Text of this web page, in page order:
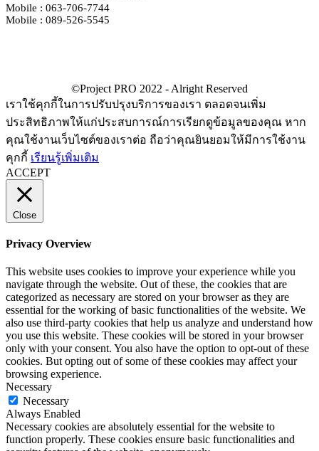
Mobile : 063-706-7744
Mobile : 089-526-5545
เราใช้คุกกี้ในการปรับปรุงบริการของเรา ตลอดจนเพิ่ม
ประสิทธิภาพให้แก่ประสบการณ์การเรียกดูข้อมูลของคุณ หาก
คุณใช้งานเว็บไซต์ของเราต่อ ถือว่าคุณยินยอมให้มีการใช้งาน
คุกกี้ เรียนรู้เพิ่มเติม
ACCEPT
Close
Privacy Overview
This website uses cookies to improve your experience while you
navigate through the website. Out of these, the cookies that are
categorized as necessary are stored on your browser as they are
essential for the working of basic functionalities of the website. We
also use third-party cookies that help us analyze and understand how
you use this website. These cookies will be stored in your browser
only with your consent. You also have the option to opt-out of these
cookies. But opting out of some of these cookies may affect your
browsing experience.
Necessary
Necessary
Always Enabled
Necessary cookies are absolutely essential for the website to
function properly. These cookies ensure basic functionalities and